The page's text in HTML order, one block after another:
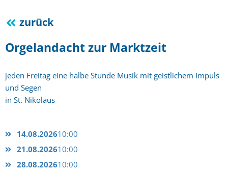
zurück
Orgelandacht zur Marktzeit
jeden Freitag eine halbe Stunde Musik mit geistlichem Impuls
und Segen
in St. Nikolaus
14.08.202610:00
21.08.202610:00
28.08.202610:00